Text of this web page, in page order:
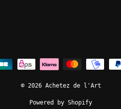
© 2026 Achetez de l'Art
Powered by Shopify